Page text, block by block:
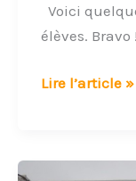
Voici
élèves.
Lire l’article »